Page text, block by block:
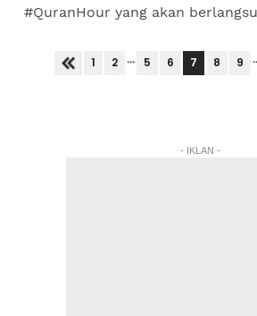
#QuranHour yang akan
#QuranHour akan berlangsung...
1 2 ... 5 6 7 8 9
- IKLAN -